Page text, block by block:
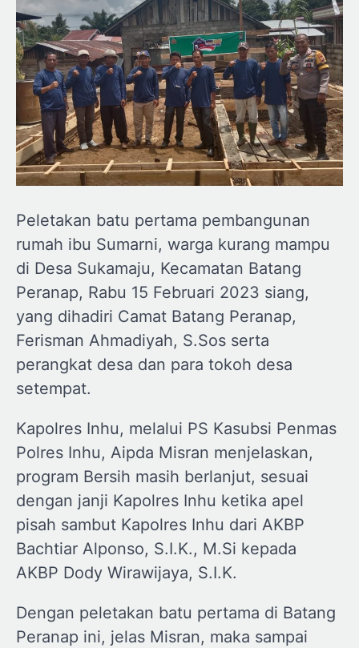
Peletakan batu pertama pembangunan
rumah ibu Sumarni, warga kurang mampu
di Desa Sukamaju, Kecamatan Batang
Peranap, Rabu 15 Februari 2023 siang,
yang dihadiri Camat Batang Peranap,
Ferisman Ahmadiyah, S.Sos serta
perangkat desa dan para tokoh desa
setempat.
Kapolres Inhu, melalui PS Kasubsi Penmas
Polres Inhu, Aipda Misran menjelaskan,
program Bersih masih berlanjut, sesuai
dengan janji Kapolres Inhu ketika apel
pisah sambut Kapolres Inhu dari AKBP
Bachtiar Alponso, S.I.K., M.Si kepada
AKBP Dody Wirawijaya, S.I.K.
Dengan peletakan batu pertama di Batang
Peranap ini, jelas Misran, maka sampai